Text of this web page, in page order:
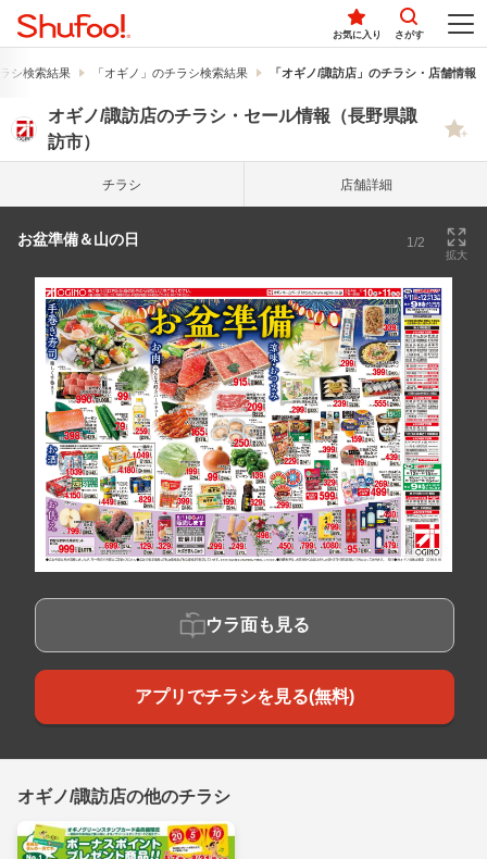
お気に入り さがす
シ検索結果 「オギノ」のチラシ検索結果 「オギノ/諏訪店」のチラシ・店舗情報
オギノ/諏訪店のチラシ・セール情報（長野県諏
訪市）
チラシ 店舗詳細
お盆準備＆山の日 1/2
拡大
ウラ面も見る
アプリでチラシを見る(無料)
オギノ/諏訪店の他のチラシ